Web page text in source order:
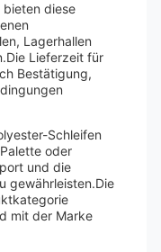
bieten diese
Lagerhallen
Lieferzeit für
Bestätigung,
Schleifen
oder
und die
gewährleisten.Die
mit der Marke